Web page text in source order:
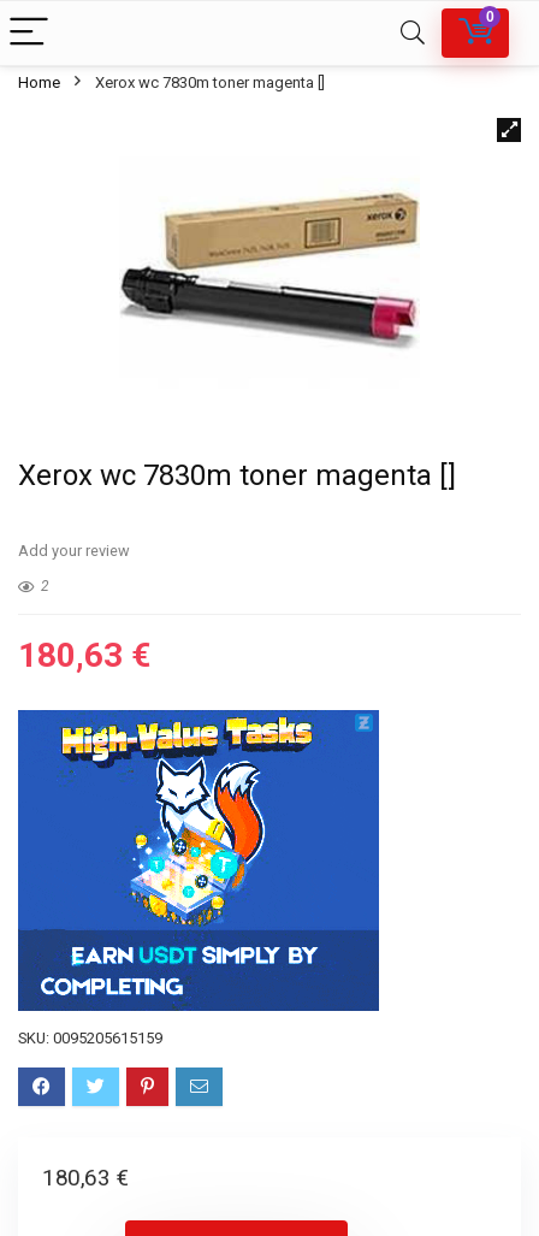
0
Home Xerox wc 7830m toner magenta []
Xerox wc 7830m toner magenta []
Add your review
2
180,63 €
SKU: 0095205615159
180,63 €